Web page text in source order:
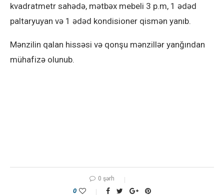
kvadratmetr sahədə, mətbəx mebeli 3 p.m, 1 ədəd
paltaryuyan və 1 ədəd kondisioner qismən yanıb.
Mənzilin qalan hissəsi və qonşu mənzillər yanğından
mühafizə olunub.
0 şərh
0